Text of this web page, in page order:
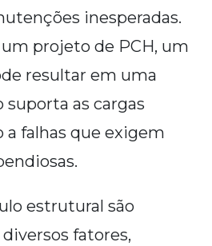
inesperadas.
projeto de PCH, um
resultar em uma
as cargas
a falhas que exigem
estrutural são
fatores,